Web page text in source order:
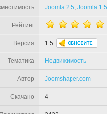
Joomla 2.5, Joomla 1.5
Рейтинг
Версия 1.5
Тематика Недвижимость
Автор Joomshaper.com
Скачано 4